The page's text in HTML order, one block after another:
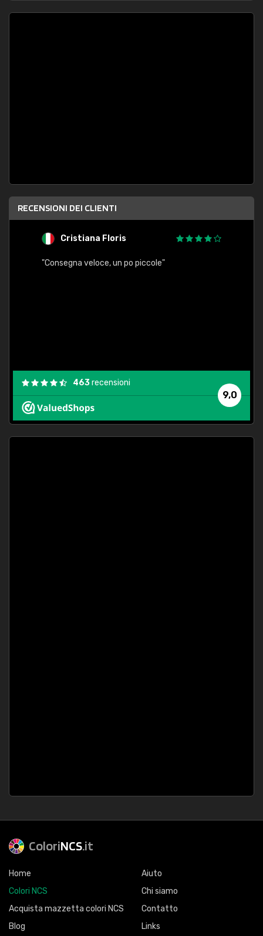
RECENSIONI DEI CLIENTI
Cristiana Floris
"Consegna veloce, un po piccole"
9,0
463recensioni
ColoriNCS.it
Home
Colori NCS
Acquista mazzetta colori NCS
Blog
Aiuto
Chi siamo
Contatto
Links